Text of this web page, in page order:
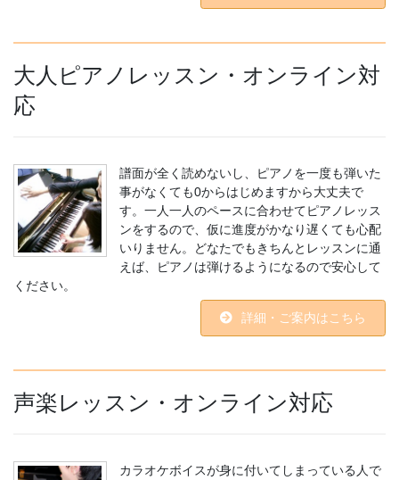
大人ピアノレッスン・オンライン対
応
譜面が全く読めないし、ピアノを一度も弾いた
事がなくても0からはじめますから大丈夫で
す。一人一人のペースに合わせてピアノレッス
ンをするので、仮に進度がかなり遅くても心配
いりません。どなたでもきちんとレッスンに通
えば、ピアノは弾けるようになるので安心して
ください。
詳細・ご案内はこちら
声楽レッスン・オンライン対応
カラオケボイスが身に付いてしまっている人で